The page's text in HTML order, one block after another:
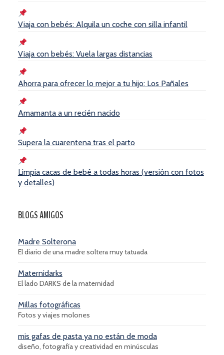
Viaja con bebés: Alquila un coche con silla infantil
Viaja con bebés: Vuela largas distancias
Ahorra para ofrecer lo mejor a tu hijo: Los Pañales
Amamanta a un recién nacido
Supera la cuarentena tras el parto
Limpia cacas de bebé a todas horas (versión con fotos
y detalles)
BLOGS AMIGOS
Madre Solterona
El diario de una madre soltera muy tatuada
Maternidarks
El lado DARKS de la maternidad
Millas fotográficas
Fotos y viajes molones
mis gafas de pasta ya no están de moda
diseño, fotografía y creatividad en minúsculas